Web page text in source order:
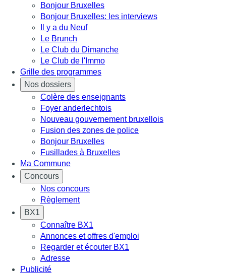
Bonjour Bruxelles
Bonjour Bruxelles: les interviews
Il y a du Neuf
Le Brunch
Le Club du Dimanche
Le Club de l'Immo
Grille des programmes
Nos dossiers
Colère des enseignants
Foyer anderlechtois
Nouveau gouvernement bruxellois
Fusion des zones de police
Bonjour Bruxelles
Fusillades à Bruxelles
Ma Commune
Concours
Nos concours
Règlement
BX1
Connaître BX1
Annonces et offres d'emploi
Regarder et écouter BX1
Adresse
Publicité